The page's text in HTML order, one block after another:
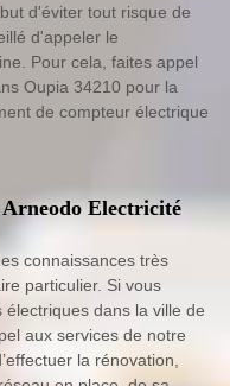
d'éviter tout risque de
d'appeler le
Pour cela, faites appel
Oupia 34210 pour la
de compteur électrique
Arneodo Electricité
connaissances très
particulier. Si vous
dans la ville de
aux services de notre
la rénovation,